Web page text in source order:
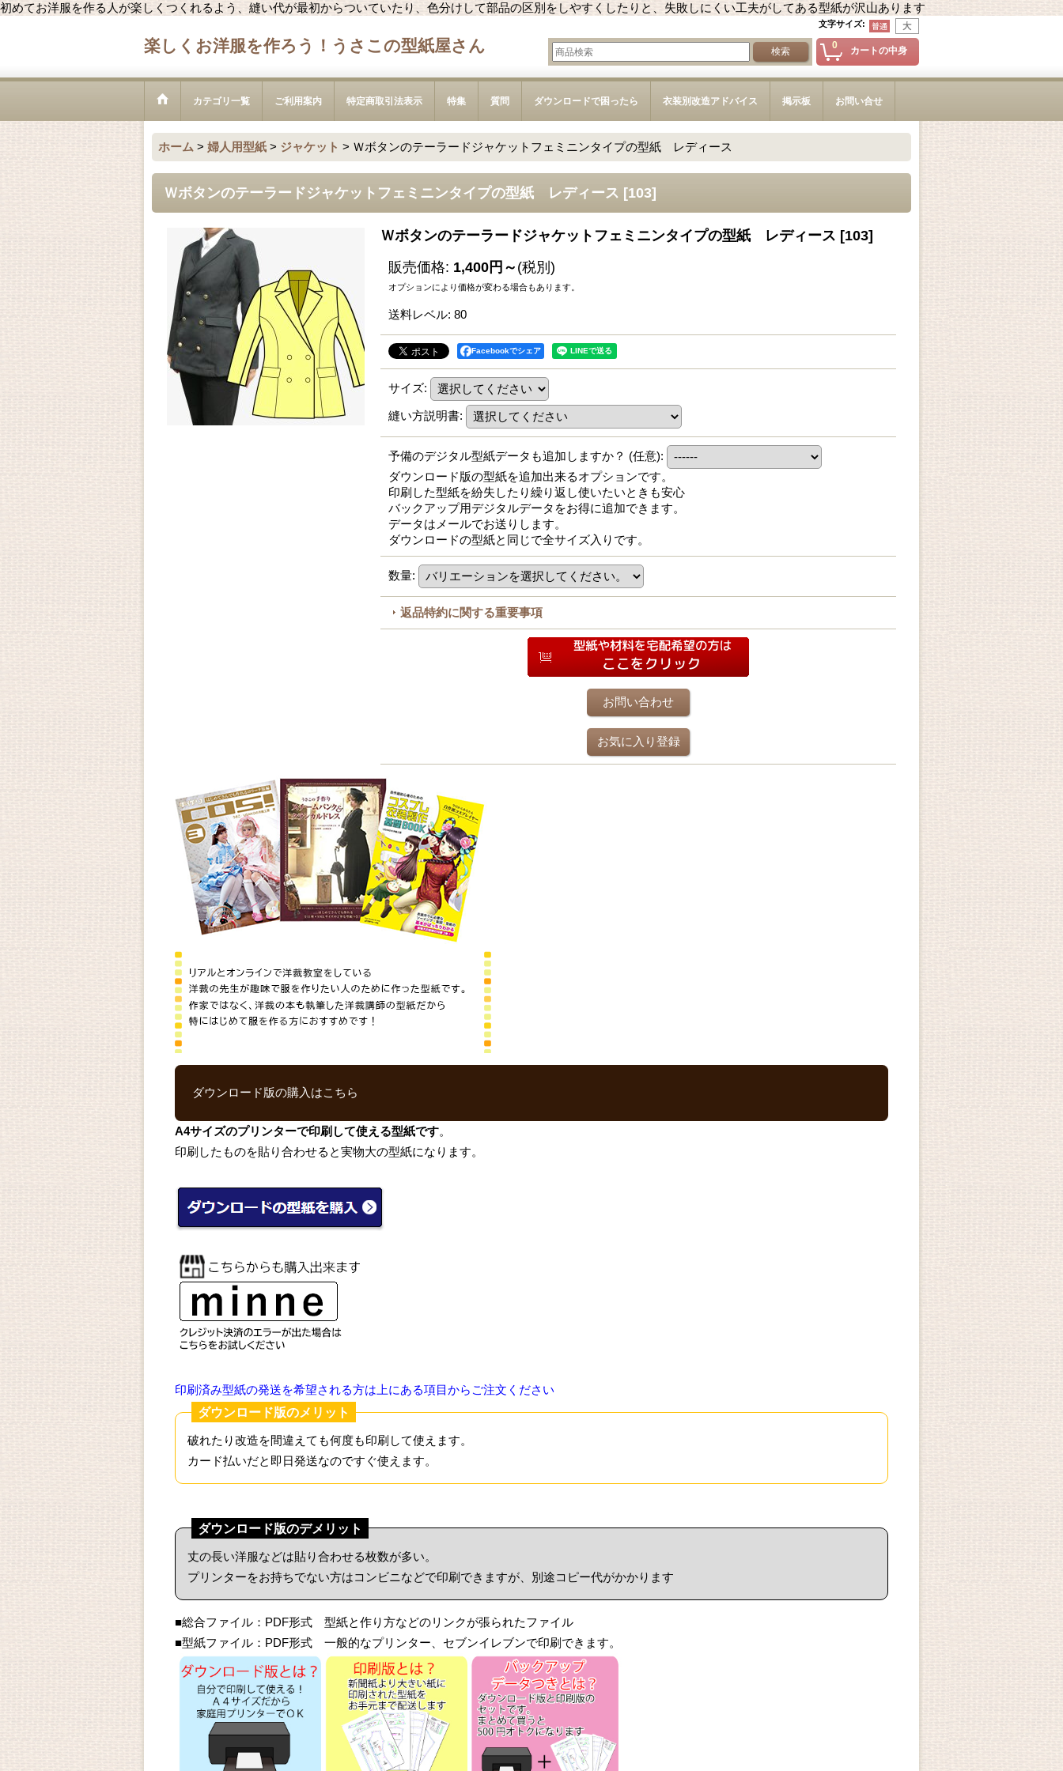
初めてお洋服を作る人が楽しくつくれるよう、縫い代が最初からついていたり、色分けして部品の区別をしやすくしたりと、失敗しにくい工夫がしてある型紙が沢山あります
文字サイズ:
楽しくお洋服を作ろう！うさこの型紙屋さん 0 カートの中身
カテゴリ一覧 ご利用案内 特定商取引法表示 特集 質問 ダウンロードで困ったら 衣装別改造アドバイス 掲示板 お問い合せ
ホーム > 婦人用型紙 > ジャケット > Ｗボタンのテーラードジャケットフェミニンタイプの型紙 レディース
Ｗボタンのテーラードジャケットフェミニンタイプの型紙 レディース [103]
Ｗボタンのテーラードジャケットフェミニンタイプの型紙 レディース [103]
販売価格: 1,400円～(税別)
オプションにより価格が変わる場合もあります。
送料レベル: 80
Facebookでシェア
サイズ:
縫い方説明書:
予備のデジタル型紙データも追加しますか？ (任意):
ダウンロード版の型紙を追加出来るオプションです。
印刷した型紙を紛失したり繰り返し使いたいときも安心
バックアップ用デジタルデータをお得に追加できます。
データはメールでお送りします。
ダウンロードの型紙と同じで全サイズ入りです。
数量:
返品特約に関する重要事項
お問い合わせ
お気に入り登録
ダウンロード版の購入はこちら
A4サイズのプリンターで印刷して使える型紙です。
印刷したものを貼り合わせると実物大の型紙になります。
印刷済み型紙の発送を希望される方は上にある項目からご注文ください
ダウンロード版のメリット
破れたり改造を間違えても何度も印刷して使えます。
カード払いだと即日発送なのですぐ使えます。
ダウンロード版のデメリット
丈の長い洋服などは貼り合わせる枚数が多い。
プリンターをお持ちでない方はコンビニなどで印刷できますが、別途コピー代がかかります
■総合ファイル：PDF形式 型紙と作り方などのリンクが張られたファイル
■型紙ファイル：PDF形式 一般的なプリンター、セブンイレブンで印刷できます。